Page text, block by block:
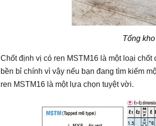
Tổng
Chốt định vị có ren MSTM16 là một loại
bền bỉ chính vì vậy nếu bạn đang tìm kiếm
ren MSTM16 là một lựa chọn tuyệt vời.